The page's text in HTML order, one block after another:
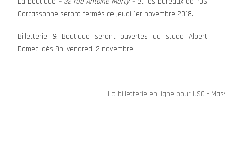
Carcassonne seront fermés ce jeudi 1er novembre 2018.
Billetterie & Boutique seront ouvertes au stade Albert
Domec, dès 9h, vendredi 2 novembre.
La billetterie en ligne pour USC -